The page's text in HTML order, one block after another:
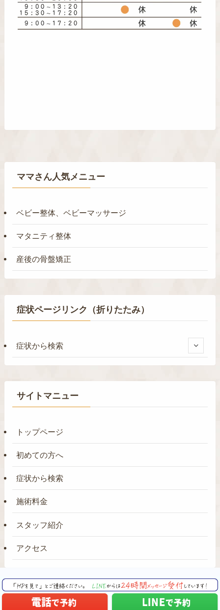
ママさん人気メニュー
ベビー整体、ベビーマッサージ
マタニティ整体
産後の骨盤矯正
症状ページリンク（折りたたみ）
症状から検索
サイトマニュー
トップページ
初めての方へ
症状から検索
施術料金
スタッフ紹介
アクセス